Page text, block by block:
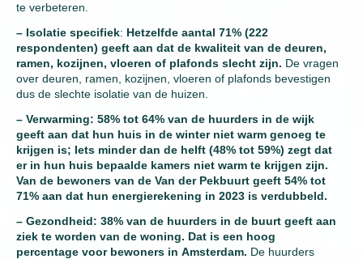
te verbeteren.
– Isolatie specifiek: Hetzelfde aantal 71% (222
respondenten) geeft aan dat de kwaliteit van de deuren,
ramen, kozijnen, vloeren of plafonds slecht zijn. De vragen
over deuren, ramen, kozijnen, vloeren of plafonds bevestigen
dus de slechte isolatie van de huizen.
– Verwarming: 58% tot 64% van de huurders in de wijk
geeft aan dat hun huis in de winter niet warm genoeg te
krijgen is; Iets minder dan de helft (48% tot 59%) zegt dat
er in hun huis bepaalde kamers niet warm te krijgen zijn.
Van de bewoners van de Van der Pekbuurt geeft 54% tot
71% aan dat hun energierekening in 2023 is verdubbeld.
– Gezondheid: 38% van de huurders in de buurt geeft aan
ziek te worden van de woning. Dat is een hoog
percentage voor bewoners in Amsterdam. De huurders